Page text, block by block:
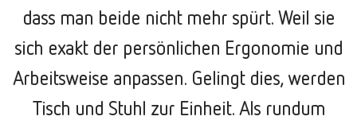
dass man beide nicht mehr spürt. Weil sie
sich exakt der persönlichen Ergonomie und
Arbeitsweise anpassen. Gelingt dies, werden
Tisch und Stuhl zur Einheit. Als rundum